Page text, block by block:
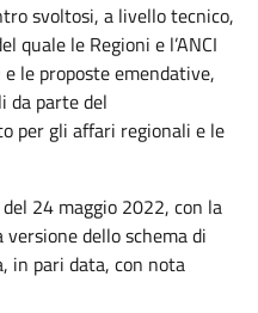
svoltosi, a livello tecnico,
quale le Regioni e l’ANCI
le proposte emendative,
da parte del
per gli affari regionali e le
24 maggio 2022, con la
dello schema di
in pari data, con nota